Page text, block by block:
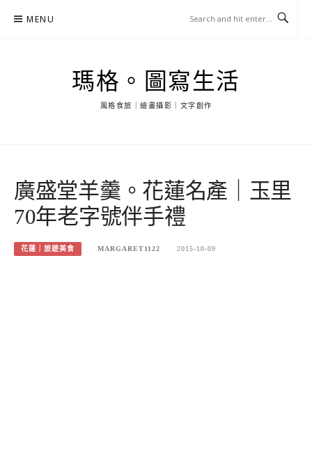
MENU
瑪格。圖寫生活
風格食旅｜繪畫攝影｜文字創作
廣盛堂羊羹。花蓮名產｜玉里
70年老字號伴手禮
花蓮｜旅遊美食 MARGARET1122 2015-10-09